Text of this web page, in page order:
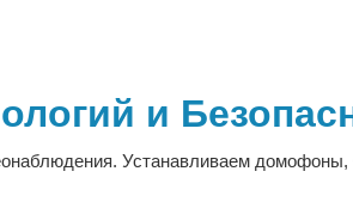
и
Устанавливаем